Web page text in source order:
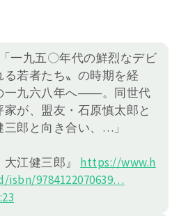
一九五〇年代の鮮烈なデビ
る若者たち〟の時期を経
一九六八年へ――。同世代
が、盟友・石原慎太郎と
郎と向き合い、…」
大江健三郎』 https://www.h
isbn/9784122070639…